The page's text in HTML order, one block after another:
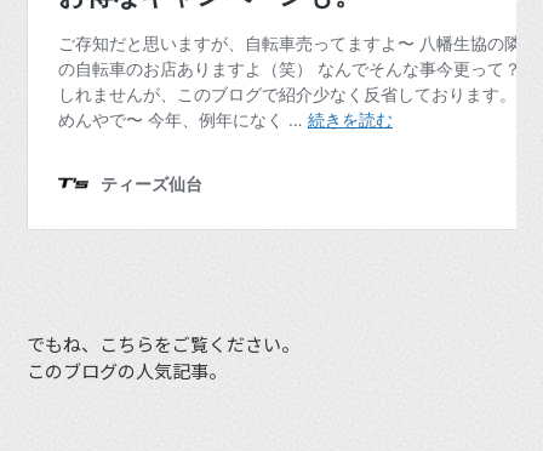
でもね、こちらをご覧ください。
このブログの人気記事。